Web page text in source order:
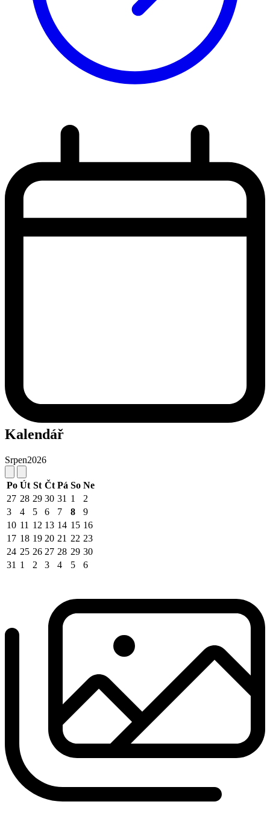
Kalendář
Srpen2026
Po Út St Čt Pá So Ne
27 28 29 30 31 1
2
3
4 5 6 7 8
9
10 11 12 13 14 15 16
17 18 19 20 21 22 23
24 25 26 27 28 29 30
31 1 2 3 4 5 6